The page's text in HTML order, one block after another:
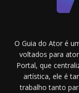
O Guia do Ator é
voltados para
Portal, que
artística, ele é
trabalho tanto